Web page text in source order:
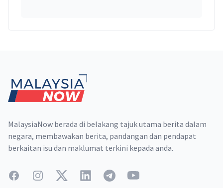
MalaysiaNow berada di belakang tajuk utama berita dalam
negara, membawakan berita, pandangan dan pendapat
berkaitan isu dan maklumat terkini kepada anda.
FacebookInstagramTwitterLinkedInTelegramYouTube